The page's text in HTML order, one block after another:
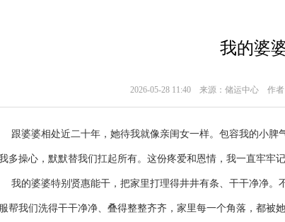
我的婆
2026-05-28 11:40 来源：储运中心 作者
婆婆相处近二十年，她待我就像亲闺女一样。包容我的小脾
多操心，默默替我们扛起所有。这份疼爱和恩情，我一直牢牢记
的婆婆特别贤惠能干，把家里打理得井井有条、干干净净。
帮我们洗得干干净净、叠得整整齐齐，家里每一个角落，都被